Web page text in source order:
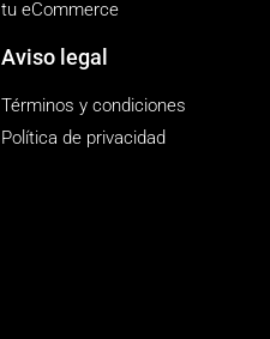
tu eCommerce
Aviso legal
Términos y condiciones
Política de privacidad